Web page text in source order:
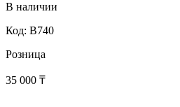
В наличии
Код: B740
Розница
35 000 ₸